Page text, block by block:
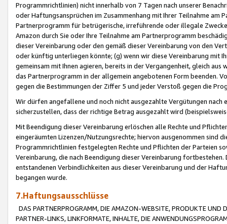
Programmrichtlinien) nicht innerhalb von 7 Tagen nach unserer
oder Haftungsansprüchen im Zusammenhang mit Ihrer Teilnahme am
Partnerprogramm für betrügerische, irreführende oder illegale
Amazon durch Sie oder Ihre Teilnahme am Partnerprogramm
dieser Vereinbarung oder den gemäß dieser Vereinbarung von den
oder künftig unterliegen könnte; (g) wenn wir diese Vereinbarung mit
gemeinsam mit Ihnen agieren, bereits in der Vergangenheit, gleich
das Partnerprogramm in der allgemein angebotenen Form beenden.
gegen die Bestimmungen der Ziffer 5 und jeder Verstoß gegen die
Wir dürfen angefallene und noch nicht ausgezahlte Vergütungen
sicherzustellen, dass der richtige Betrag ausgezahlt wird
Mit Beendigung dieser Vereinbarung erlöschen alle Rechte und
eingeräumten Lizenzen/Nutzungsrechte; hiervon ausgenommen sind
Programmrichtlinien festgelegten Rechte und Pflichten der Parteien
Vereinbarung, die nach Beendigung dieser Vereinbarung
entstandenen Verbindlichkeiten aus dieser Vereinbarung und der
begangen wurde.
7.Haftungsausschlüsse
DAS PARTNERPROGRAMM, DIE AMAZON-WEBSITE, PRODUKTE UND
PARTNER-LINKS, LINKFORMATE, INHALTE, DIE